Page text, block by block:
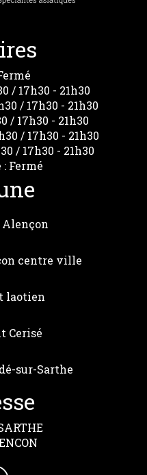
/ 17h30 - 21h30
/ 17h30 - 21h30
/ 17h30 - 21h30
/ 17h30 - 21h30
/ 17h30 - 21h30
Fermé
Alençon
centre ville
laotien
Cerisé
sur-Sarthe